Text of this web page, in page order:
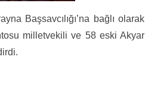
Başsavcılığı’na bağlı olarak
milletvekili ve 58 eski Akyar